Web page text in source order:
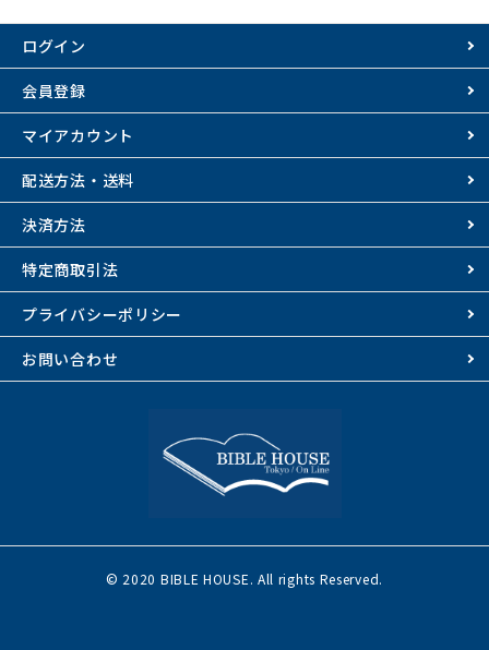
ログイン
会員登録
マイアカウント
配送方法・送料
決済方法
特定商取引法
プライバシーポリシー
お問い合わせ
© 2020 BIBLE HOUSE. All rights Reserved.